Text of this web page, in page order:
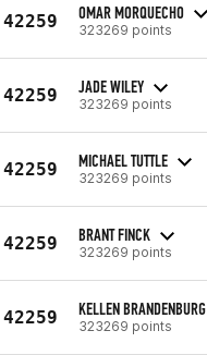
42259 OMAR MORQUECHO
323269 points
42259 JADE WILEY
323269 points
42259 MICHAEL TUTTLE
323269 points
42259 BRANT FINCK
323269 points
42259 KELLEN BRANDENBURG
323269 points